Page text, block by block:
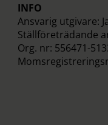
INFO
Ansvarig utgivare:
Ställföreträdande
Org. nr: 556471-